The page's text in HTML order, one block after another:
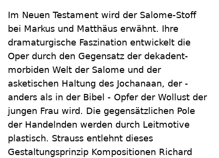
Im Neuen Testament wird der Salome-Stoff
bei Markus und Matthäus erwähnt. Ihre
dramaturgische Faszination entwickelt die
Oper durch den Gegensatz der dekadent-
morbiden Welt der Salome und der
asketischen Haltung des Jochanaan, der -
anders als in der Bibel - Opfer der Wollust der
jungen Frau wird. Die gegensätzlichen Pole
der Handelnden werden durch Leitmotive
plastisch. Strauss entlehnt dieses
Gestaltungsprinzip Kompositionen Richard